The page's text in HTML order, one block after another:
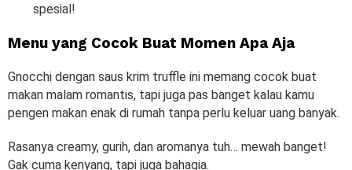
spesial!
Menu yang Cocok Buat Momen Apa Aja
Gnocchi dengan saus krim truffle ini memang cocok buat
makan malam romantis, tapi juga pas banget kalau kamu
pengen makan enak di rumah tanpa perlu keluar uang banyak.
Rasanya creamy, gurih, dan aromanya tuh… mewah banget!
Gak cuma kenyang, tapi juga bahagia.